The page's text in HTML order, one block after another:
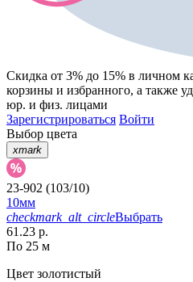
Скидка от 3% до 15% в личном
корзины и избранного, а также
юр. и физ. лицами
Зарегистрироваться Войти
Выбор цвета
xmark
23-902 (103/10)
10мм
checkmark_alt_circleВыбрать
61.23 р.
По 25 м
Цвет золотистый